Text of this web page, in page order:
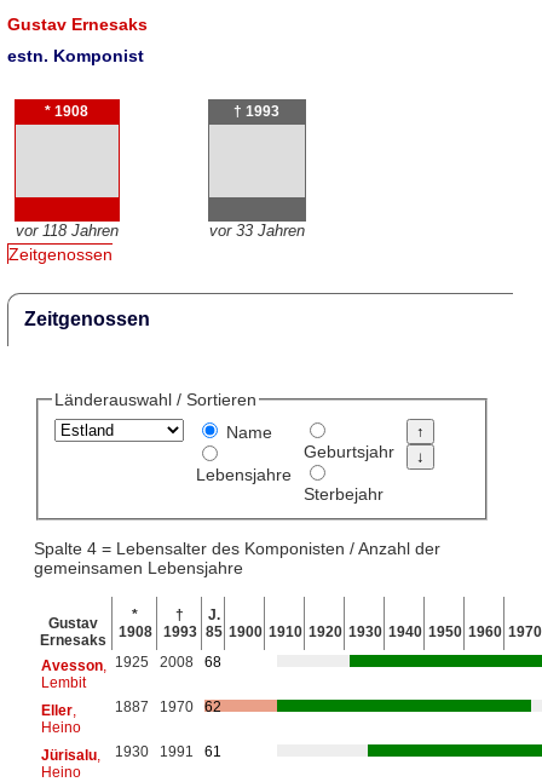
Gustav Ernesaks
estn. Komponist
* 1908
vor 118 Jahren
† 1993
vor 33 Jahren
Zeitgenossen
Zeitgenossen
Länderauswahl / Sortieren
Name
Lebensjahre
Geburtsjahr
Sterbejahr
Spalte 4 = Lebensalter des Komponisten / Anzahl der
gemeinsamen Lebensjahre
Gustav
Ernesaks
*
1908
†
1993
J.
85 1900 1910 1920 1930 1940 1950 1960 1970
Avesson,
Lembit
1925 2008 68
Eller,
Heino
1887 1970 62
Jürisalu,
Heino
1930 1991 61